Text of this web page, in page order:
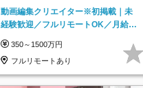
動画編集クリエイター※初掲載｜未
経験歓迎／フルリモートOK／月給32
350～1500万円
フルリモートあり